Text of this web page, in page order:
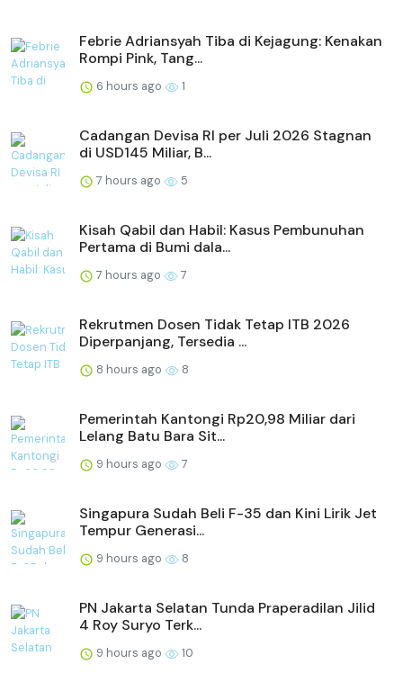
Febrie Adriansyah Tiba di Kejagung: Kenakan
Rompi Pink, Tang...
6 hours ago 1
Cadangan Devisa RI per Juli 2026 Stagnan
di USD145 Miliar, B...
7 hours ago 5
Kisah Qabil dan Habil: Kasus Pembunuhan
Pertama di Bumi dala...
7 hours ago 7
Rekrutmen Dosen Tidak Tetap ITB 2026
Diperpanjang, Tersedia ...
8 hours ago 8
Pemerintah Kantongi Rp20,98 Miliar dari
Lelang Batu Bara Sit...
9 hours ago 7
Singapura Sudah Beli F-35 dan Kini Lirik Jet
Tempur Generasi...
9 hours ago 8
PN Jakarta Selatan Tunda Praperadilan Jilid
4 Roy Suryo Terk...
9 hours ago 10